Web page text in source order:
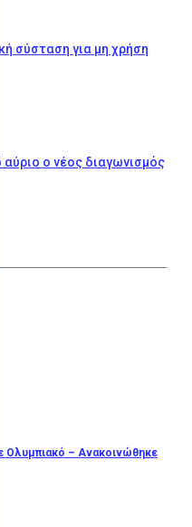
σύσταση για μη χρήση
ο νέος διαγωνισμός
Ολυμπιακό – Ανακοινώθηκε